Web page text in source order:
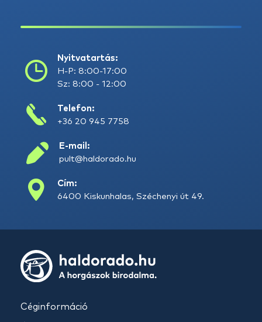
Nyitvatartás:
H-P: 8:00-17:00
Sz: 8:00 - 12:00
Telefon:
+36 20 945 7758
E-mail:
pult@haldorado.hu
Cím:
6400 Kiskunhalas, Széchenyi út 49.
Céginformáció